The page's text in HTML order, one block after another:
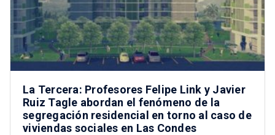
La Tercera: Profesores Felipe Link y Javier
Ruiz Tagle abordan el fenómeno de la
segregación residencial en torno al caso de
viviendas sociales en Las Condes